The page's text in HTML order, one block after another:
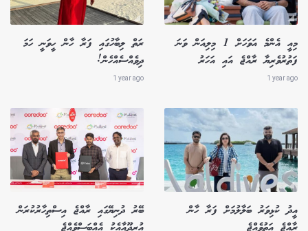
މިއީ އެންމެ އަވަހަށް 1 މިލިއަން ވަނަ
ފަތުރުވެރިޔާ ރާއްޖެ އައި އަހަރު
1 year ago
ރަތް ލިބާހުގައި ފަރާ ހާން ހީވަނީ ހަމަ
ދިވެއްސެއްހެން!
1 year ago
އީދު ކުޅިވަރު ބަލާލުމަށް ފަރާ ހާން
ބޭރު ދުނިޔޭގައި ރާއްޖެ އިސްތިހާރުކުރަން